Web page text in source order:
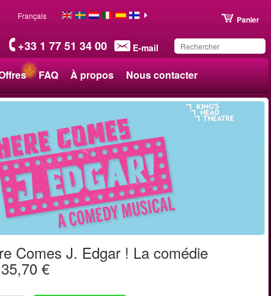
+33 1 77 51 34 00 E-mail
Panier
Français
FAQ À propos Nous contacter
Ce produit a été
sauvegardé dans votre
Comes J. Edgar ! La comédie
35,70 €